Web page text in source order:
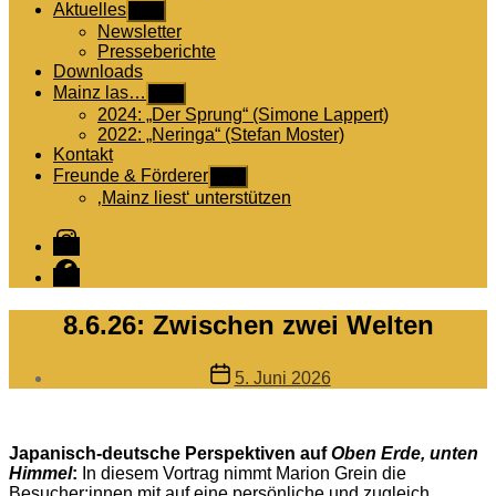
Aktuelles
anzeigen
Newsletter
Presseberichte
Downloads
Mainz las…
anzeigen
2024: „Der Sprung“ (Simone Lappert)
2022: „Neringa“ (Stefan Moster)
Kontakt
Freunde & Förderer
anzeigen
‚Mainz liest‘ unterstützen
Instagram
Facebook
8.6.26: Zwischen zwei Welten
Veröffentlichungsdatum
5. Juni 2026
Japanisch-deutsche Perspektiven aufOben Erde, unten
Himmel: In diesem Vortrag nimmt Marion Grein die